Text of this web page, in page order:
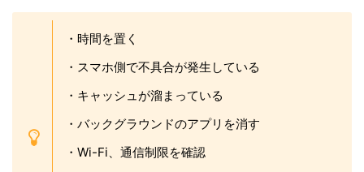
・時間を置く
・スマホ側で不具合が発生している
・キャッシュが溜まっている
・バックグラウンドのアプリを消す
・Wi-Fi、通信制限を確認